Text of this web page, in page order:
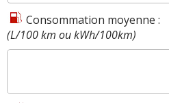
Consommation moyenne :
(L/100 km ou kWh/100km)